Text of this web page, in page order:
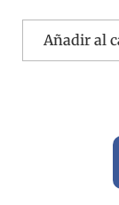
Añadir al